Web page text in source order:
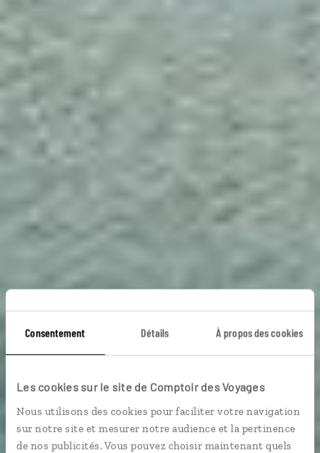
Consentement Détails À propos des cookies
Les cookies sur le site de Comptoir des Voyages
Nous utilisons des cookies pour faciliter votre navigation
sur notre site et mesurer notre audience et la pertinence
de nos publicités. Vous pouvez choisir maintenant quels
Un été sur les
Grands Lacs
Circuit autotour dans les lacs Michigan, Supérieur et
Huron.